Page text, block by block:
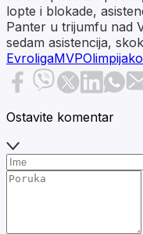
lopte i blokade,
Panter u trijumfu nad
sedam asistencija,
EvroligaMVP
Ostavite komentar